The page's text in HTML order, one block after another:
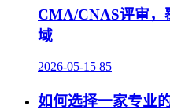
CMA/CNAS评审，
域
2026-05-15 85
如何选择一家专业